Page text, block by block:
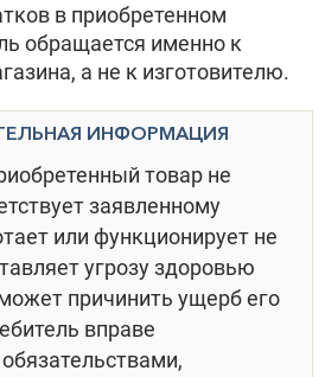
в приобретенном
обращается именно к
а не к изготовителю.
ИНФОРМАЦИЯ
товар не
заявленному
или функционирует не
угрозу здоровью
причинить ущерб его
вправе